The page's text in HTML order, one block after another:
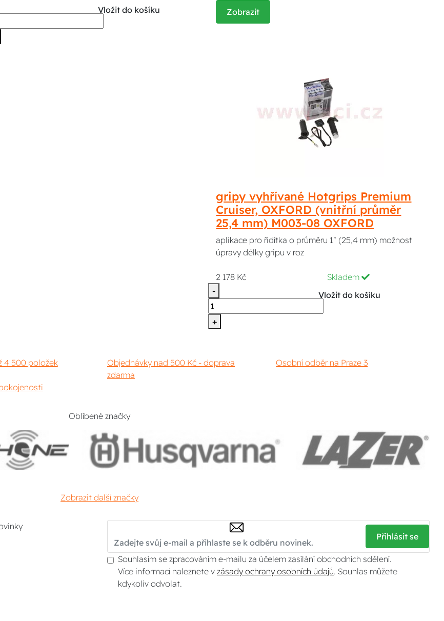
Vložit do košíku
Zobrazit
gripy vyhřívané Hotgrips Premium
Cruiser, OXFORD (vnitřní průměr
25,4 mm) M003-08 OXFORD
aplikace pro řidítka o průměru 1" (25,4 mm) možnost
úpravy délky gripu v roz
2 178 Kč
Skladem
-
+
Vložit do košíku
4 500 položek
Objednávky nad 500 Kč - doprava
zdarma
Osobní odběr na Praze 3
Oblíbené značky
Zobrazit další značky
Přihlásit se
Souhlasím se zpracováním e-mailu za účelem zasílání obchodních sdělení.
Více informací naleznete v zásady ochrany osobních údajů. Souhlas můžete
kdykoliv odvolat.